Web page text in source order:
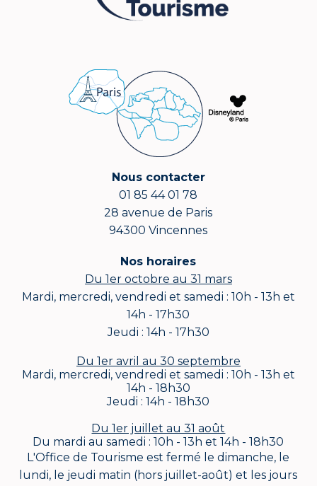
Nous contacter
01 85 44 01 78
28 avenue de Paris
94300 Vincennes
Nos horaires
Du 1er octobre au 31 mars
Mardi, mercredi, vendredi et samedi : 10h - 13h et
14h - 17h30
Jeudi : 14h - 17h30
Du 1er avril au 30 septembre
Mardi, mercredi, vendredi et samedi : 10h - 13h et
14h - 18h30
Jeudi : 14h - 18h30
Du 1er juillet au 31 août
Du mardi au samedi : 10h - 13h et 14h - 18h30
L'Office de Tourisme est fermé le dimanche, le
lundi, le jeudi matin (hors juillet-août) et les jours